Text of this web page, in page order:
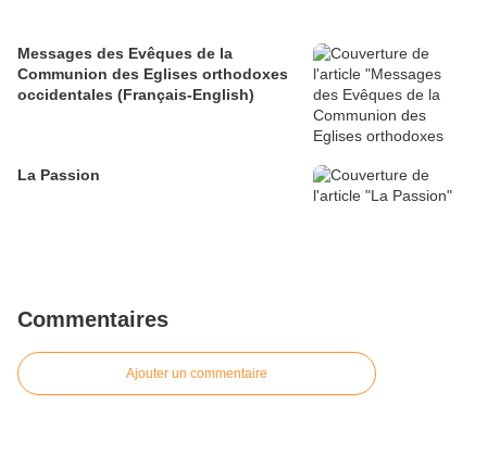
Messages des Evêques de la
Communion des Eglises orthodoxes
occidentales (Français-English)
La Passion
Commentaires
Ajouter un commentaire